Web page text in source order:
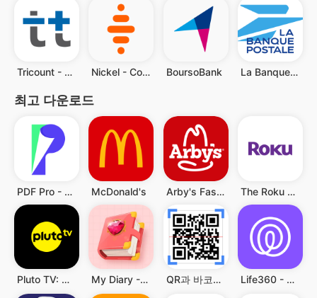
Tricount - Split group bills Nickel - Compte pour tous BoursoBank La Banque Postale
최고 다운로드
PDF Pro - Reader & Maker McDonald's Arby's Fast Food Sandwiches The Roku App (Official)
Pluto TV: Watch Free Movies/TV My Diary - Diary With Lock QR과 바코드 스캐너 Life360 - 위치 공유